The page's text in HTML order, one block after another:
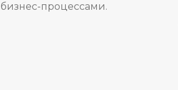
бизнес-процессами.